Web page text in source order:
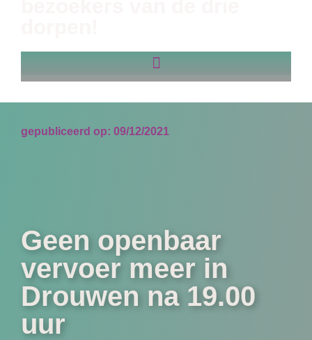
gepubliceerd op: 09/12/2021
Geen openbaar
vervoer meer in
Drouwen na 19.00
uur